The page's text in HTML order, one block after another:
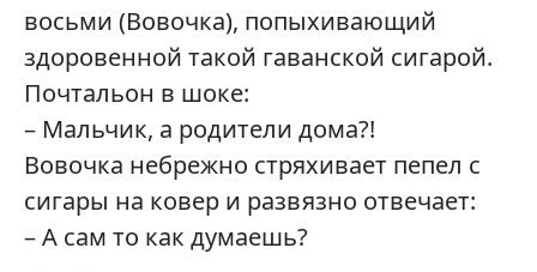
восьми (Вовочка), попыхивающий
здоровенной такой гаванской сигарой.
Почтальон в шоке:
– Мальчик, а родители дома?!
Вовочка небрежно стряхивает пепел с
сигары на ковер и развязно отвечает:
– А сам то как думаешь?